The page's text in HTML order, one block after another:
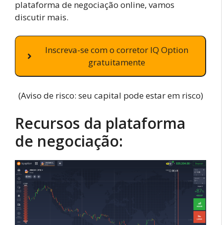
plataforma de negociação online, vamos
discutir mais.
Inscreva-se com o corretor IQ Option
gratuitamente
(Aviso de risco: seu capital pode estar em risco)
Recursos da plataforma
de negociação: